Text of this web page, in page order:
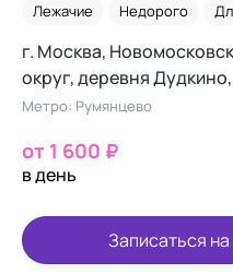
Лежачие Недорого
г. Москва,
округ, деревня
Метро: Румянцево
от 1 600 ₽
в день
Записаться